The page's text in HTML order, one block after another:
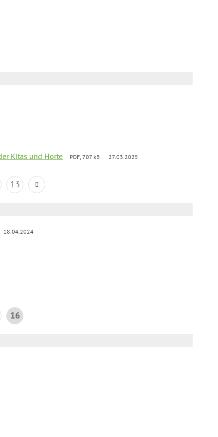
Kitas und Horte PDF, 707 kB 27.03.2025
13
18.04.2024
16